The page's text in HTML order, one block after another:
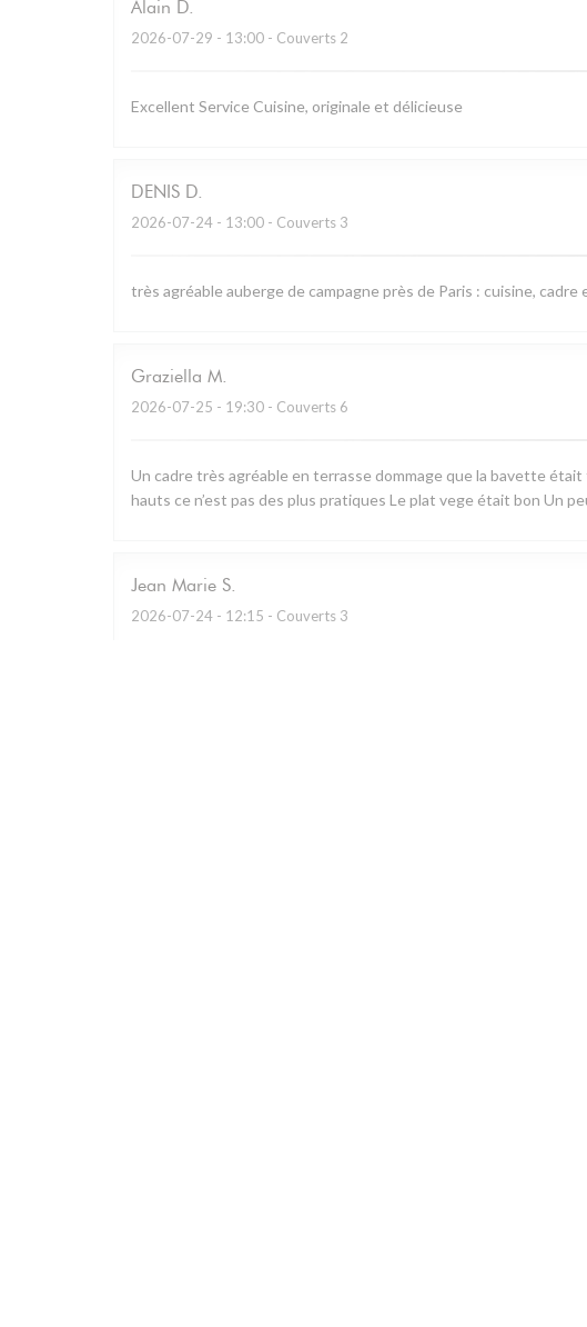
Alain D
2026-07-29 - 13:00 - Couverts 2
Excellent Service Cuisine, originale et délicieuse
DENIS D
2026-07-24 - 13:00 - Couverts 3
très agréable auberge de campagne près de Paris : cuisine,
Graziella M
2026-07-25 - 19:30 - Couverts 6
Un cadre très agréable en terrasse dommage que la bavette
hauts ce n’est pas des plus pratiques Le plat vege était bon Un
Jean Marie S
2026-07-24 - 12:15 - Couverts 3